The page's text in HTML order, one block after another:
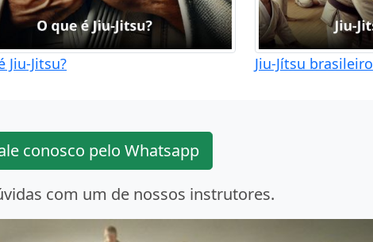
Jiu-Jitsu? Jiu-Jítsu brasileiro
conosco pelo Whatsapp
com um de nossos instrutores.